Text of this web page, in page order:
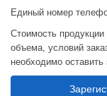
Единый номер
Стоимость
объема, условий
необходимо оставить